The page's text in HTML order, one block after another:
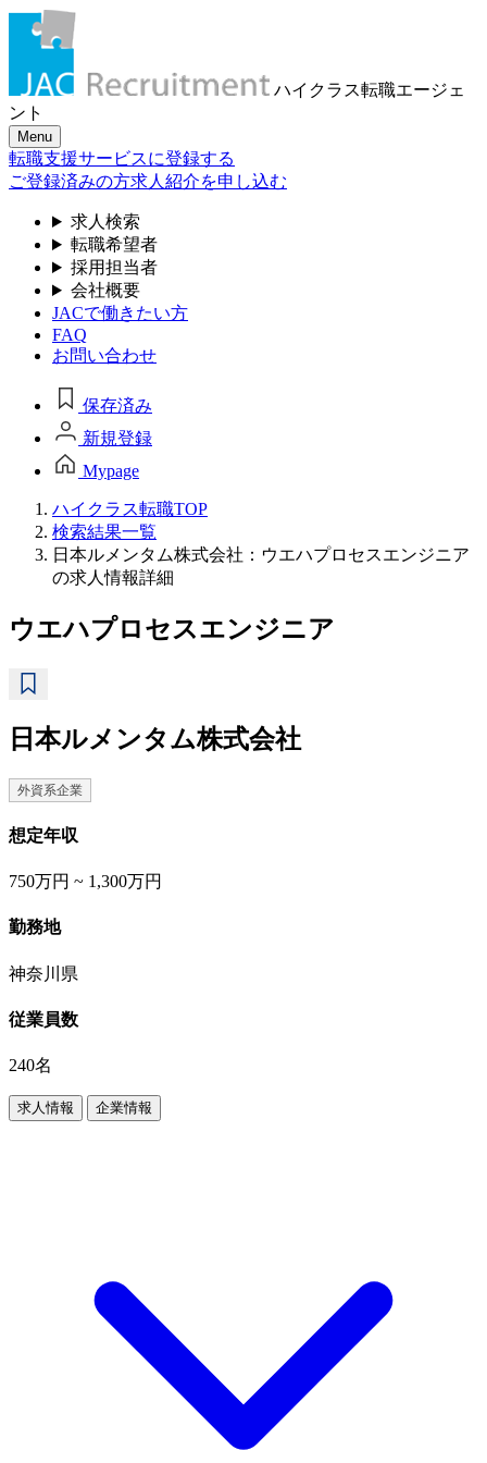
ハイクラス転職エージェ
ント
Menu
転職支援サービスに登録する
ご登録済みの方求人紹介を申し込む
求人検索
転職希望者
採用担当者
会社概要
JACで働きたい方
FAQ
お問い合わせ
保存済み
新規登録
Mypage
ハイクラス転職TOP
検索結果一覧
日本ルメンタム株式会社：ウエハプロセスエンジニア
の求人情報詳細
ウエハプロセスエンジニア
日本ルメンタム株式会社
外資系企業
想定年収
750万円 ~ 1,300万円
勤務地
神奈川県
従業員数
240名
求人情報 企業情報